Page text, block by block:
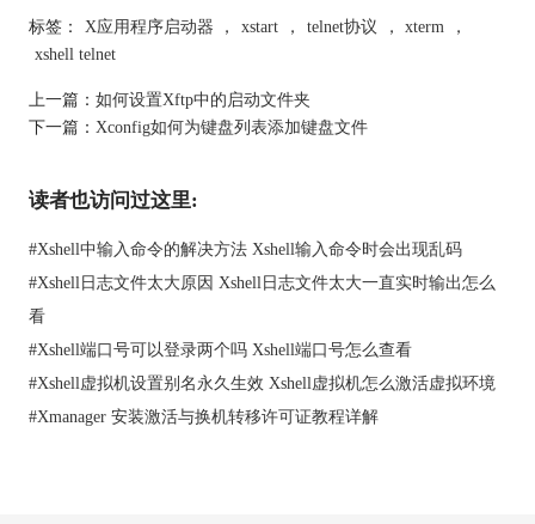
图3：端口号和超时设置
6、点击右侧的设置，在弹出的TELNET协议安装中，可以设置端
口号或超时。
注意：对于RLOGIN，REXEC和RSH协议的连接方法与TELNET
协议的连接类似。每个协议的默认端口号设置如下：
TELNET: 23
标签： X应用程序启动器 ， xstart ， telnet协议 ， xterm
，
xshell telnet
上一篇： 如何设置Xftp中的启动文件夹
下一篇： Xconfig如何为键盘列表添加键盘文件
读者也访问过这里:
#Xshell中输入命令的解决方法 Xshell输入命令时会出现乱码
#Xshell日志文件太大原因 Xshell日志文件太大一直实时输出怎么
看
#Xshell端口号可以登录两个吗 Xshell端口号怎么查看
#Xshell虚拟机设置别名永久生效 Xshell虚拟机怎么激活虚拟环境
#Xmanager 安装激活与换机转移许可证教程详解